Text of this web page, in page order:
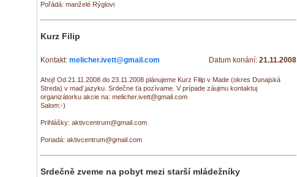
Pořádá: manželé Rýglovi
Kurz Filip
Kontakt: melicher.ivett@gmail.com Datum konání: 21.11.2008
Ahoj! Od 21.11.2008 do 23.11.2008 plánujeme Kurz Filip v Made (okres Dunajská
Streda) v maď.jazyku. Srdečne ťa pozívame. V prípade záujmu kontaktuj
organizátorku akcie na: melicher.ivett@gmail.com
Salom:-)
Prihlášky: aktivcentrum@gmail.com
Poriadá: aktivcentrum@gmail.com
Srdečně zveme na pobyt mezi starší mládežníky